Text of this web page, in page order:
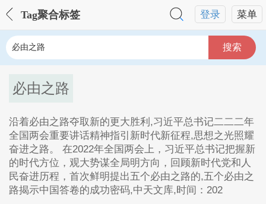
菜单
登录
Tag聚合标签
搜索
必由之路
沿着必由之路夺取新的更大胜利,习近平总书记二二二年
全国两会重要讲话精神指引新时代新征程,思想之光照耀
奋进之路。 在2022年全国两会上，习近平总书记把握新
的时代方位，观大势谋全局明方向，回顾新时代党和人
民奋进历程，首次鲜明提出五个必由之路的,五个必由之
路揭示中国答卷的成功密码,中天文库,时间：202